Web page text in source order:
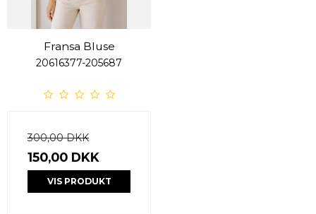
Fransa Bluse
20616377-205687
300,00 DKK
150,00 DKK
VIS PRODUKT